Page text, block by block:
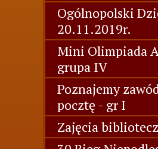
Ogólnopolski
20.11.2019r.
Mini Olimpiada
grupa IV
Poznajemy
pocztę - gr I
Zajęcia